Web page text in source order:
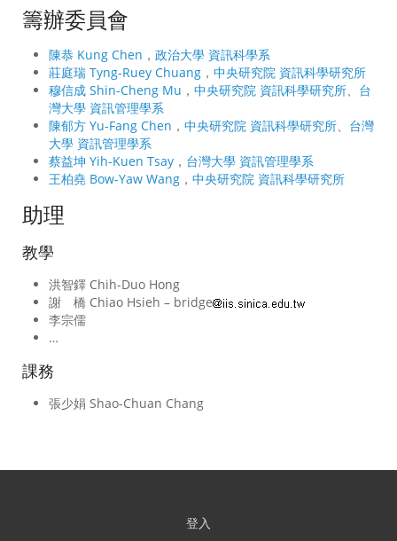
籌辦委員會
陳恭 Kung Chen ， 政治大學 資訊科學系
莊庭瑞 Tyng-Ruey Chuang ， 中央研究院 資訊科學研究所
穆信成 Shin-Cheng Mu ， 中央研究院 資訊科學研究所、 台
灣大學 資訊管理學系
陳郁方 Yu-Fang Chen ， 中央研究院 資訊科學研究所、 台灣
大學 資訊管理學系
蔡益坤 Yih-Kuen Tsay ， 台灣大學 資訊管理學系
王柏堯 Bow-Yaw Wang ， 中央研究院 資訊科學研究所
助理
教學
洪智鐸 Chih-Duo Hong
謝 橋 Chiao Hsieh – bridge
李宗儒
…
課務
張少娟 Shao-Chuan Chang
登入